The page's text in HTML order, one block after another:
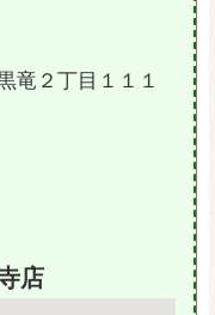
竜２丁目１１１
店